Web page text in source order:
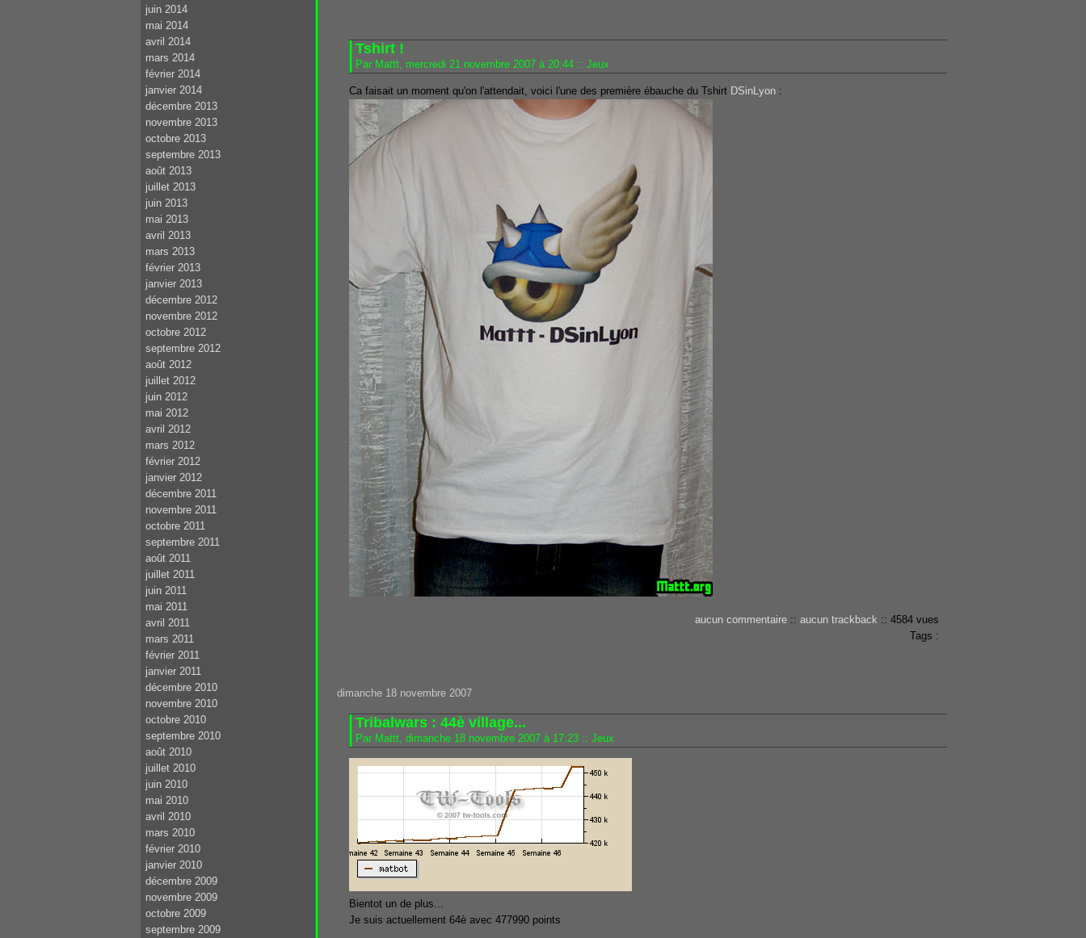
Tshirt !
Par Mattt, mercredi 21 novembre 2007 à 20:44 :: Jeux
Ca faisait un moment qu'on l'attendait, voici l'une des première ébauche du TshirtDSinLyon:
aucun commentaire :: aucun trackback :: 4584 vues
Tags :
dimanche 18 novembre 2007
Tribalwars : 44è village...
Par Mattt, dimanche 18 novembre 2007 à 17:23 :: Jeux
Bientot un de plus...
Je suis actuellement 64è avec 477990 points
juin 2014
mai 2014
avril 2014
mars 2014
février 2014
janvier 2014
décembre 2013
novembre 2013
octobre 2013
septembre 2013
août 2013
juillet 2013
juin 2013
mai 2013
avril 2013
mars 2013
février 2013
janvier 2013
décembre 2012
novembre 2012
octobre 2012
septembre 2012
août 2012
juillet 2012
juin 2012
mai 2012
avril 2012
mars 2012
février 2012
janvier 2012
décembre 2011
novembre 2011
octobre 2011
septembre 2011
août 2011
juillet 2011
juin 2011
mai 2011
avril 2011
mars 2011
février 2011
janvier 2011
décembre 2010
novembre 2010
octobre 2010
septembre 2010
août 2010
juillet 2010
juin 2010
mai 2010
avril 2010
mars 2010
février 2010
janvier 2010
décembre 2009
novembre 2009
octobre 2009
septembre 2009